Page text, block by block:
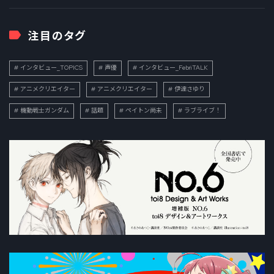
注目のタグ
インタビュー_TOPICS 声優 インタビュー_FebriTALK
アニメクリエイター アニメクリエイター 伊達さゆり
機動戦士ガンダム 話題 ペイトン尚未 ラブライブ！